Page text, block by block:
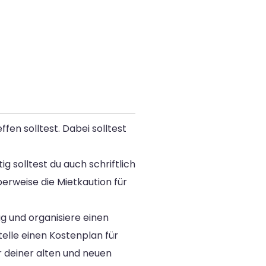
solltest. Dabei solltest
solltest du auch schriftlich
die Mietkaution für
und organisiere einen
einen Kostenplan für
alten und neuen